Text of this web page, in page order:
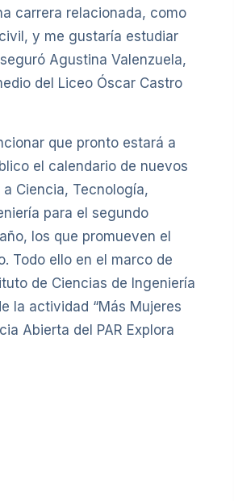
carrera relacionada, como
y me gustaría estudiar
Agustina Valenzuela,
del Liceo Óscar Castro
que pronto estará a
el calendario de nuevos
Ciencia, Tecnología,
para el segundo
los que promueven el
Todo ello en el marco de
de Ciencias de Ingeniería
la actividad “Más Mujeres
Abierta del PAR Explora